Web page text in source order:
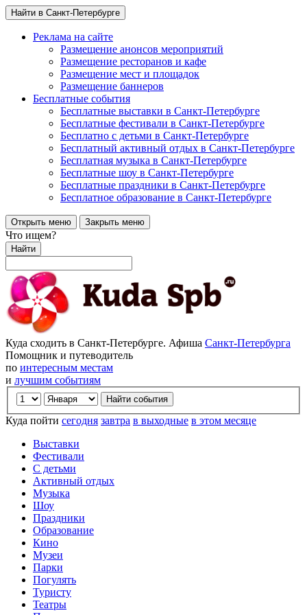
Найти в Санкт-Петербурге
Реклама на сайте
Размещение анонсов мероприятий
Размещение ресторанов и кафе
Размещение мест и площадок
Размещение баннеров
Бесплатные события
Бесплатные выставки в Санкт-Петербурге
Бесплатные фестивали в Санкт-Петербурге
Бесплатно с детьми в Санкт-Петербурге
Бесплатный активный отдых в Санкт-Петербурге
Бесплатная музыка в Санкт-Петербурге
Бесплатные шоу в Санкт-Петербурге
Бесплатные праздники в Санкт-Петербурге
Бесплатное образование в Санкт-Петербурге
Открыть меню Закрыть меню
Что ищем?
Найти
Куда сходить в Санкт-Петербурге. Афиша Санкт-Петербурга
Помощник и путеводитель
по интересным местам
и лучшим событиям
Куда пойти сегодня завтра в выходные в этом месяце
Выставки
Фестивали
С детьми
Активный отдых
Музыка
Шоу
Праздники
Образование
Кино
Музеи
Парки
Погулять
Туристу
Театры